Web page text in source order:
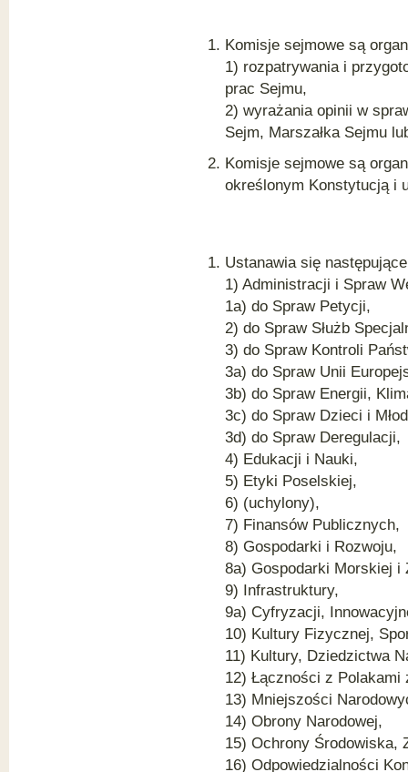
Komisje sejmowe są
1) rozpatrywania i
prac Sejmu,
2) wyrażania opinii w
Sejm, Marszałka Sejmu
Komisje sejmowe są
określonym Konstytucją i
Ustanawia się
1) Administracji i Spraw
1a) do Spraw Petycji,
2) do Spraw Służb
3) do Spraw Kontroli
3a) do Spraw Unii
3b) do Spraw Energii,
3c) do Spraw Dzieci i
3d) do Spraw Deregulacji,
4) Edukacji i Nauki,
5) Etyki Poselskiej,
6) (uchylony),
7) Finansów Publicznych,
8) Gospodarki i Rozwoju,
8a) Gospodarki Morskiej i
9) Infrastruktury,
9a) Cyfryzacji,
10) Kultury Fizycznej,
11) Kultury, Dziedzictwa
12) Łączności z Polakami
13) Mniejszości
14) Obrony Narodowej,
15) Ochrony Środowiska,
16) Odpowiedzialności